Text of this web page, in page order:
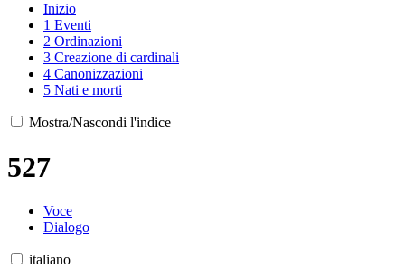
Inizio
1 Eventi
2 Ordinazioni
3 Creazione di cardinali
4 Canonizzazioni
5 Nati e morti
Mostra/Nascondi l'indice
527
Voce
Dialogo
italiano